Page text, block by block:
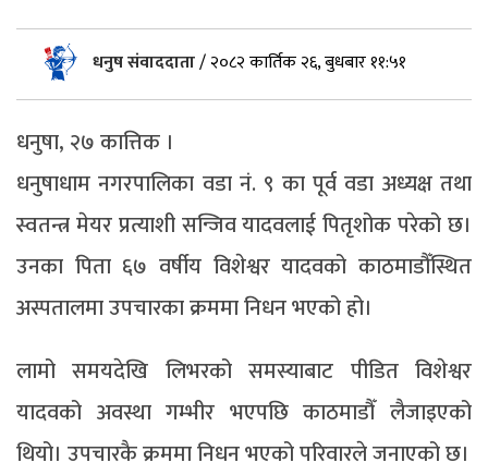
धनुष संवाददाता/२०८२ कार्तिक २६, बुधबार ११:५१
धनुषा, २७ कात्तिक ।
धनुषाधाम नगरपालिका वडा नं. ९ का पूर्व वडा अध्यक्ष तथा
स्वतन्त्र मेयर प्रत्याशी सन्जिव यादवलाई पितृशोक परेको छ।
उनका पिता ६७ वर्षीय विशेश्वर यादवको काठमाडौँस्थित
अस्पतालमा उपचारका क्रममा निधन भएको हो।
लामो समयदेखि लिभरको समस्याबाट पीडित विशेश्वर
यादवको अवस्था गम्भीर भएपछि काठमाडौँ लैजाइएको
थियो। उपचारकै क्रममा निधन भएको परिवारले जनाएको छ।